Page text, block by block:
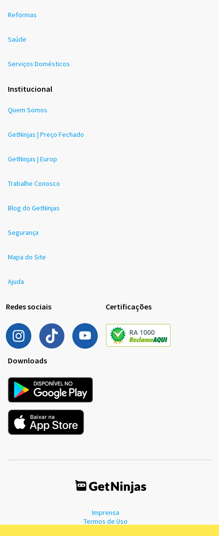
Reformas
Saúde
Serviços Domésticos
Institucional
Quem Somos
GetNinjas | Preço Fechado
GetNinjas | Europ
Trabalhe Conosco
Blog do GetNinjas
Segurança
Mapa do Site
Ajuda
Redes sociais Certificações
Downloads
Imprensa
Termos de Uso